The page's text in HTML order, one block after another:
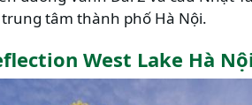
tâm thành phố Hà Nội.
West Lake Hà Nội